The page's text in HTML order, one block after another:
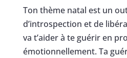
Ton thème natal est un
d’introspection et de
va t’aider à te guérir en
émotionnellement. Ta